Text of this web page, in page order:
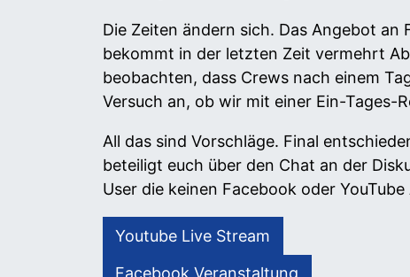
Die Zeiten ändern sich. Das Angebot
bekommt in der letzten Zeit vermehrt
beobachten, dass Crews nach einem
Versuch an, ob wir mit einer Ein-Tages-
All das sind Vorschläge. Final
beteiligt euch über den Chat an der
User die keinen Facebook oder
Youtube Live Stream
Facebook Veranstaltung